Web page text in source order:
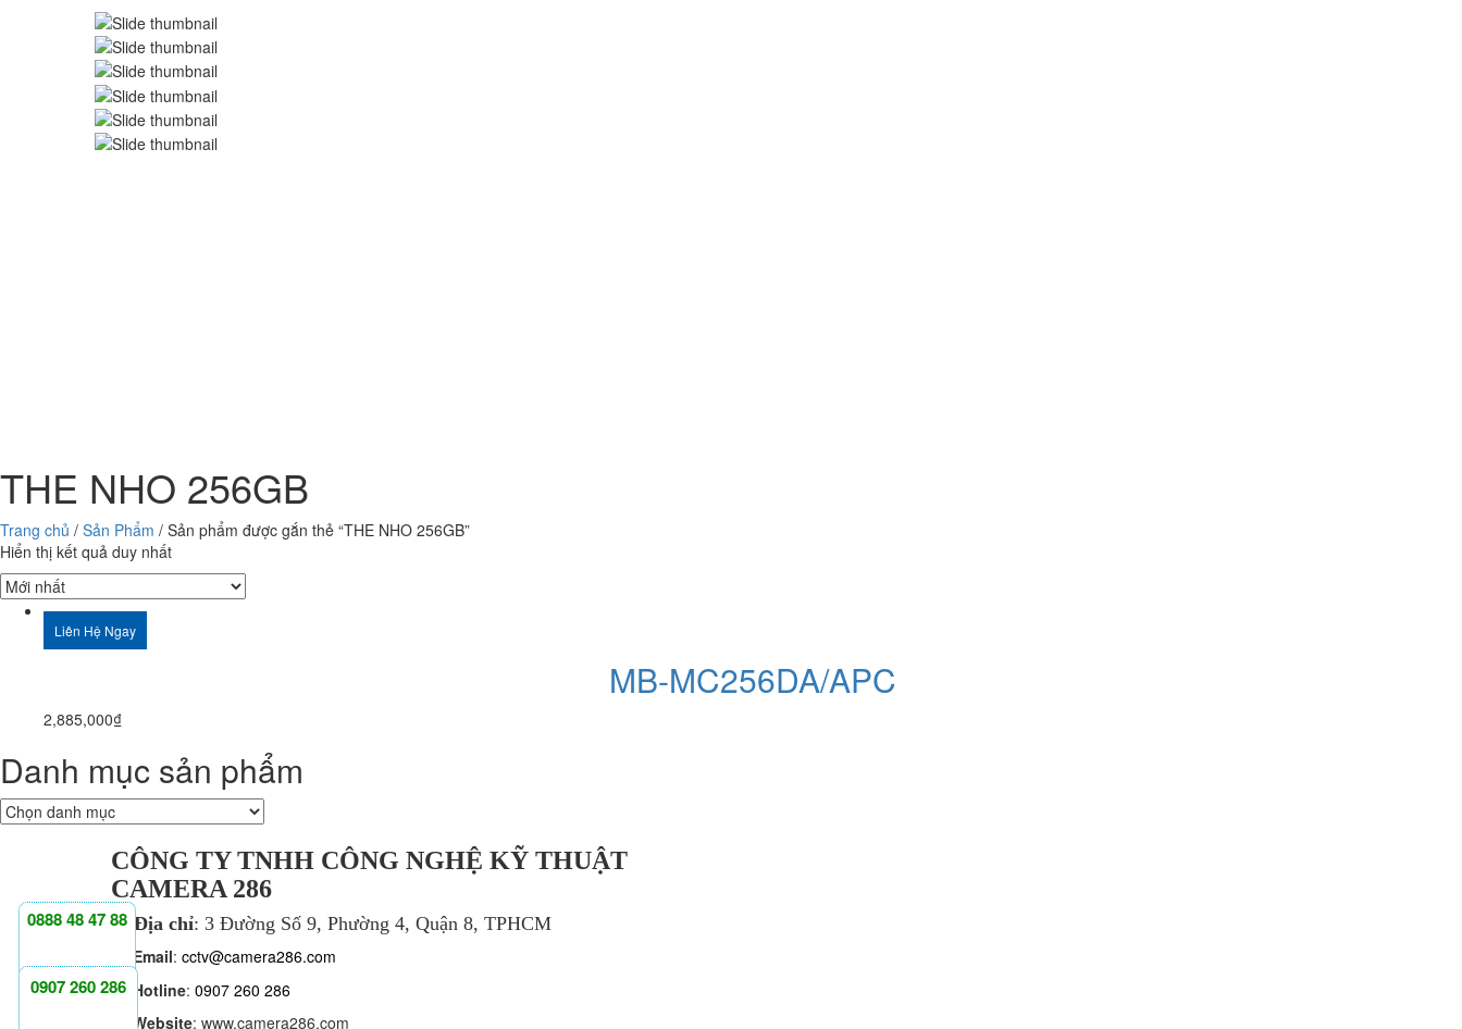
THE NHO 256GB
Trang chủ / Sản Phẩm / Sản phẩm được gắn thẻ “THE NHO 256GB”
Hiển thị kết quả duy nhất
Liên Hệ Ngay
MB-MC256DA/APC
2,885,000₫
Danh mục sản phẩm
CÔNG TY TNHH CÔNG NGHỆ KỸ THUẬT
CAMERA 286
Địa chỉ: 3 Đường Số 9, Phường 4, Quận 8, TPHCM
Email: cctv@camera286.com
Hotline: 0907 260 286
Website: www.camera286.com
0888 48 47 88
0907 260 286